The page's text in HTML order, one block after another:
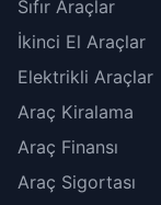
Sıfır Araçlar
İkinci El Araçlar
Elektrikli Araçlar
Araç Kiralama
Araç Finansı
Araç Sigortası